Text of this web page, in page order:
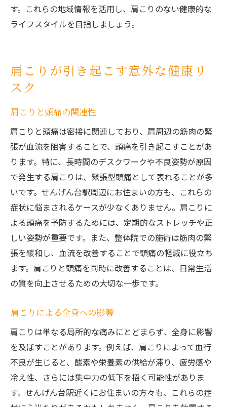
す。これらの地域情報を活用し、肩こりのない健康的な
ライフスタイルを目指しましょう。
肩こりが引き起こす意外な健康リ
スク
肩こりと頭痛の関連性
肩こりと頭痛は密接に関連しており、肩周辺の筋肉の緊
張が血流を阻害することで、頭痛を引き起こすことがあ
ります。特に、長時間のデスクワークや不良姿勢が原因
で発生する肩こりは、緊張型頭痛として表れることが多
いです。せんげん台駅周辺にお住まいの方も、これらの
症状に悩まされるケースが少なくありません。肩こりに
よる頭痛を予防するためには、定期的なストレッチや正
しい姿勢が重要です。また、整体院での施術は筋肉の緊
張を緩和し、血流を改善することで頭痛の軽減に役立ち
ます。肩こりと頭痛を同時に改善することは、日常生活
の質を向上させるための大切な一歩です。
肩こりによる全身への影響
肩こりは単なる局所的な痛みにとどまらず、全身に影響
を及ぼすことがあります。例えば、肩こりによって血行
不良が生じると、酸素や栄養素の供給が滞り、疲労感や
冷え性、さらには集中力の低下を招く可能性がありま
す。せんげん台駅近くにお住まいの方々も、これらの症